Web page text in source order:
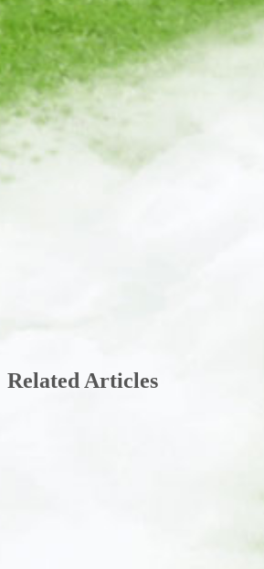
Related Articles